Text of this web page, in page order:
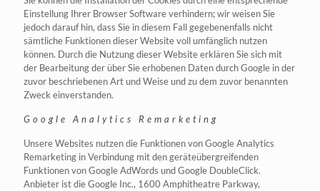
Einstellung Ihrer Browser Software verhindern; wir weisen Sie
jedoch darauf hin, dass Sie in diesem Fall gegebenenfalls nicht
sämtliche Funktionen dieser Website voll umfänglich nutzen
können. Durch die Nutzung dieser Website erklären Sie sich mit
der Bearbeitung der über Sie erhobenen Daten durch Google in der
zuvor beschriebenen Art und Weise und zu dem zuvor benannten
Zweck einverstanden.
Google Analytics Remarketing
Unsere Websites nutzen die Funktionen von Google Analytics
Remarketing in Verbindung mit den geräteübergreifenden
Funktionen von Google AdWords und Google DoubleClick.
Anbieter ist die Google Inc., 1600 Amphitheatre Parkway,